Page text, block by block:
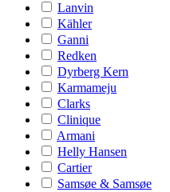
Lanvin
Kähler
Ganni
Redken
Dyrberg Kern
Karmameju
Clarks
Clinique
Armani
Helly Hansen
Cartier
Samsøe & Samsøe